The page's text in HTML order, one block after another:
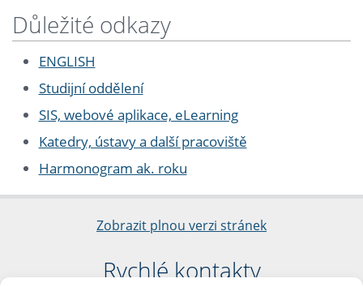
Důležité odkazy
ENGLISH
Studijní oddělení
SIS, webové aplikace, eLearning
Katedry, ústavy a další pracoviště
Harmonogram ak. roku
Zobrazit plnou verzi stránek
Rychlé kontakty